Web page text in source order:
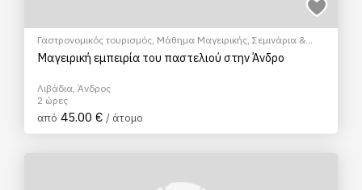
Γαστρονομικός τουρισμός, Μάθημα Μαγειρικής, Σεμινάρια &
Μαθήματα
Μαγειρική εμπειρία του παστελιού στην Άνδρο
Λιβάδια, Άνδρος
2 ώρες
από 45.00 € / άτομο